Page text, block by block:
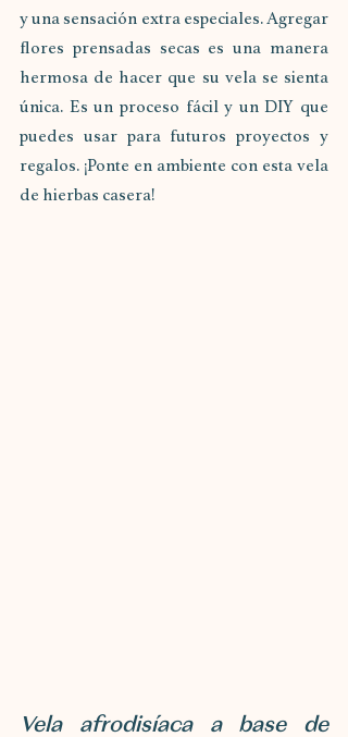
y una sensación extra especiales. Agregar
flores prensadas secas es una manera
hermosa de hacer que su vela se sienta
única. Es un proceso fácil y un DIY que
puedes usar para futuros proyectos y
regalos. ¡Ponte en ambiente con esta vela
de hierbas casera!
Vela afrodisíaca a base de